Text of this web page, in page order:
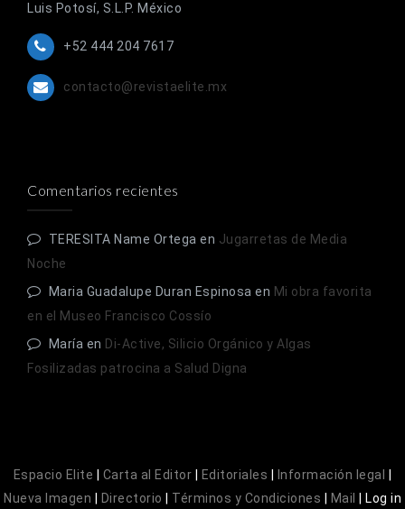
Luis Potosí, S.L.P. México
+52 444 204 7617
contacto@revistaelite.mx
Comentarios recientes
TERESITA Name Ortega en Jugarretas de Media
Noche
Maria Guadalupe Duran Espinosa en Mi obra favorita
en el Museo Francisco Cossío
María en Di-Active, Silicio Orgánico y Algas
Fosilizadas patrocina a Salud Digna
Espacio Elite Carta al Editor Editoriales Información legal
Nueva Imagen
Directorio Términos y Condiciones Mail Log in